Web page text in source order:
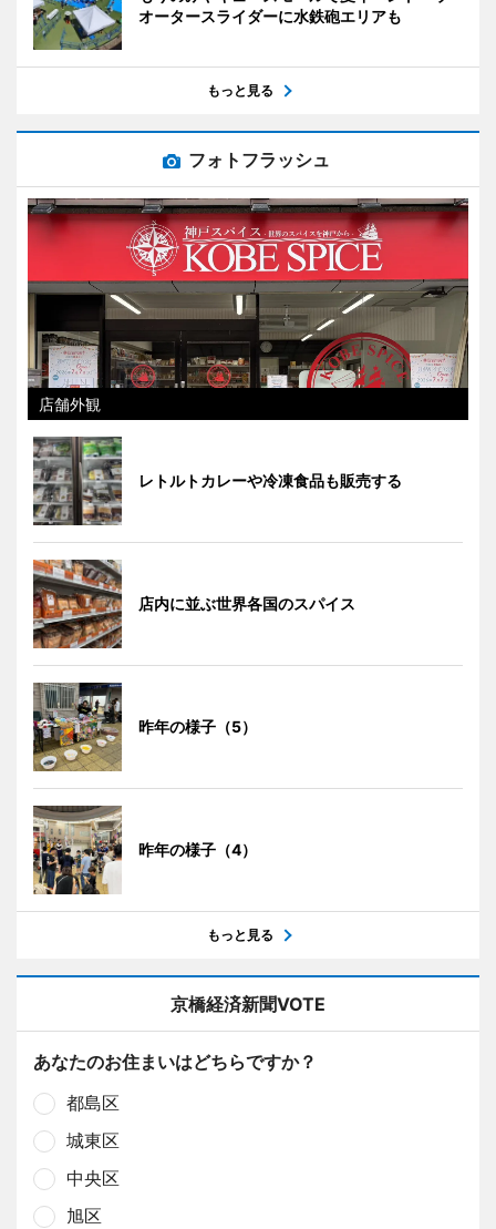
オータースライダーに水鉄砲エリアも
もっと見る
フォトフラッシュ
店舗外観
レトルトカレーや冷凍食品も販売する
店内に並ぶ世界各国のスパイス
昨年の様子（5）
昨年の様子（4）
もっと見る
京橋経済新聞VOTE
あなたのお住まいはどちらですか？
都島区
城東区
中央区
旭区